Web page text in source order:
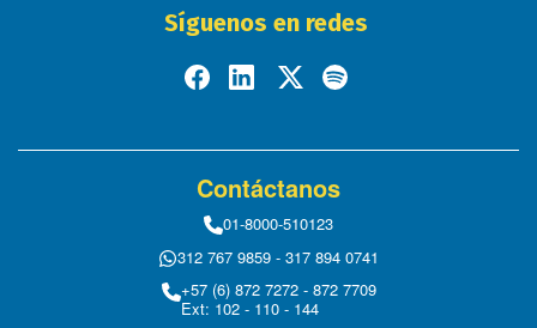
Síguenos en redes
Contáctanos
01-8000-510123
312 767 9859 - 317 894 0741
+57 (6) 872 7272 - 872 7709
Ext: 102 - 110 - 144